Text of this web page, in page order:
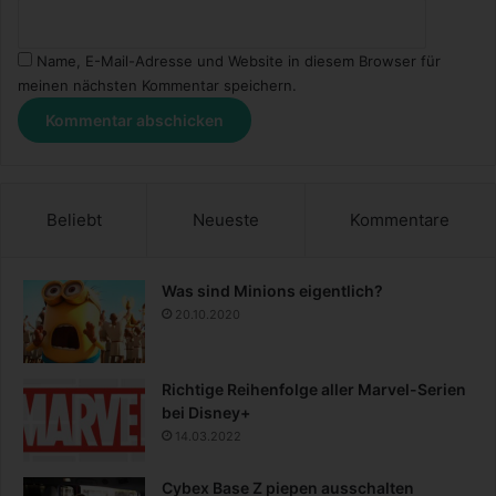
Name, E-Mail-Adresse und Website in diesem Browser für
meinen nächsten Kommentar speichern.
Beliebt Neueste Kommentare
Was sind Minions eigentlich?
20.10.2020
Richtige Reihenfolge aller Marvel-Serien
bei Disney+
14.03.2022
Cybex Base Z piepen ausschalten